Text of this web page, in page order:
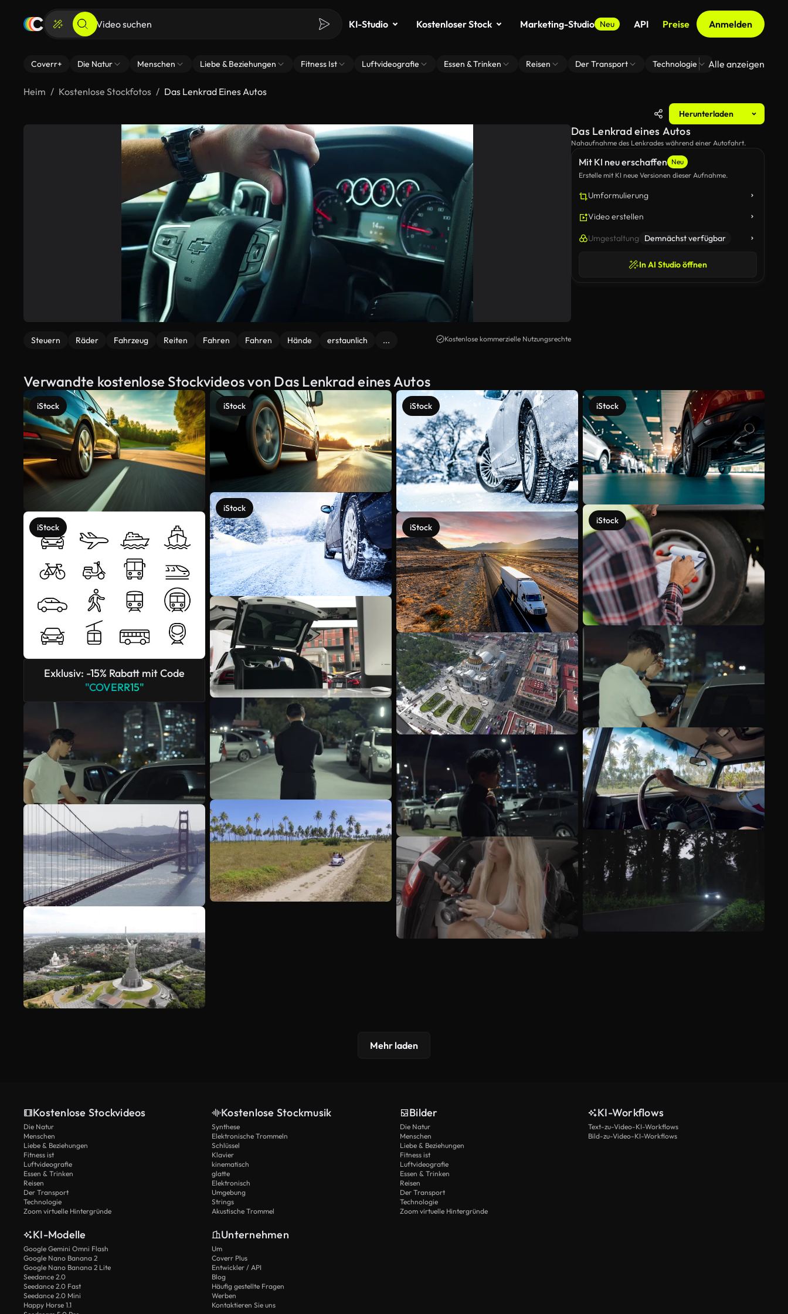
KI-Studio Kostenloser Stock Marketing-Studio Neu API Preise Anmelden
Coverr+ Die Natur Menschen Liebe & Beziehungen Fitness Ist Luftvideografie Essen & Trinken Reisen Der Transport Technologie Zoom Virtuelle
Alle anzeigen
Heim Kostenlose Stockfotos Das Lenkrad Eines Autos
Herunterladen
Steuern Räder Fahrzeug Reiten Fahren Fahren Hände erstaunlich ... Kostenlose kommerzielle Nutzungsrechte
Mit KI neu erschaffen Neu
Erstelle mit KI neue Versionen dieser Aufnahme.
Umformulierung
Video erstellen
Umgestaltung Demnächst verfügbar
In AI Studio öffnen
Das Lenkrad eines Autos
Nahaufnahme des Lenkrades während einer Autofahrt.
Verwandte kostenlose Stockvideos von Das Lenkrad eines Autos
iStock
iStock
Exklusiv: -15% Rabatt mit Code
"COVERR15"
iStock
iStock
iStock
iStock
iStock
iStock
Mehr anzeigen
Mehr laden
Kostenlose Stockvideos
Die Natur
Menschen
Liebe & Beziehungen
Fitness ist
Luftvideografie
Essen & Trinken
Reisen
Der Transport
Technologie
Zoom virtuelle Hintergründe
Kostenlose Stockmusik
Synthese
Elektronische Trommeln
Schlüssel
Klavier
kinematisch
glatte
Elektronisch
Umgebung
Strings
Akustische Trommel
Bilder
Die Natur
Menschen
Liebe & Beziehungen
Fitness ist
Luftvideografie
Essen & Trinken
Reisen
Der Transport
Technologie
Zoom virtuelle Hintergründe
KI-Workflows
Text-zu-Video-KI-Workflows
Bild-zu-Video-KI-Workflows
KI-Modelle
Google Gemini Omni Flash
Google Nano Banana 2
Google Nano Banana 2 Lite
Seedance 2.0
Seedance 2.0 Fast
Seedance 2.0 Mini
Happy Horse 1.1
Unternehmen
Um
Coverr Plus
Entwickler / API
Blog
Häufig gestellte Fragen
Werben
Kontaktieren Sie uns